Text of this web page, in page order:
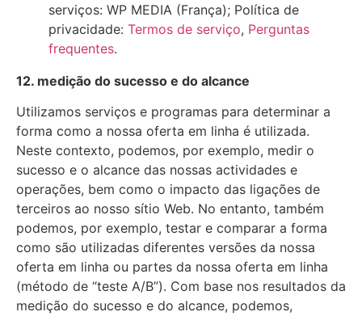
serviços: WP MEDIA (França); Política de
privacidade: Termos de serviço, Perguntas
frequentes.
12. medição do sucesso e do alcance
Utilizamos serviços e programas para determinar a
forma como a nossa oferta em linha é utilizada.
Neste contexto, podemos, por exemplo, medir o
sucesso e o alcance das nossas actividades e
operações, bem como o impacto das ligações de
terceiros ao nosso sítio Web. No entanto, também
podemos, por exemplo, testar e comparar a forma
como são utilizadas diferentes versões da nossa
oferta em linha ou partes da nossa oferta em linha
(método de “teste A/B”). Com base nos resultados da
medição do sucesso e do alcance, podemos,